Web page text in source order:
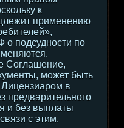
к
применению
о подсудности по
Соглашение,
может быть
в
предварительного
и без выплаты
с этим.